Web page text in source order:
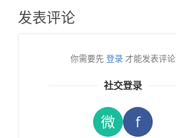
发表评论
你需要先 登录 才能发表评论
社交登录
微 f